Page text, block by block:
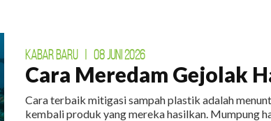
KABAR BARU | 08 JUNI 2026
Cara Meredam Gejolak
Cara terbaik mitigasi sampah plastik adalah
kembali produk yang mereka hasilkan. Mumpung